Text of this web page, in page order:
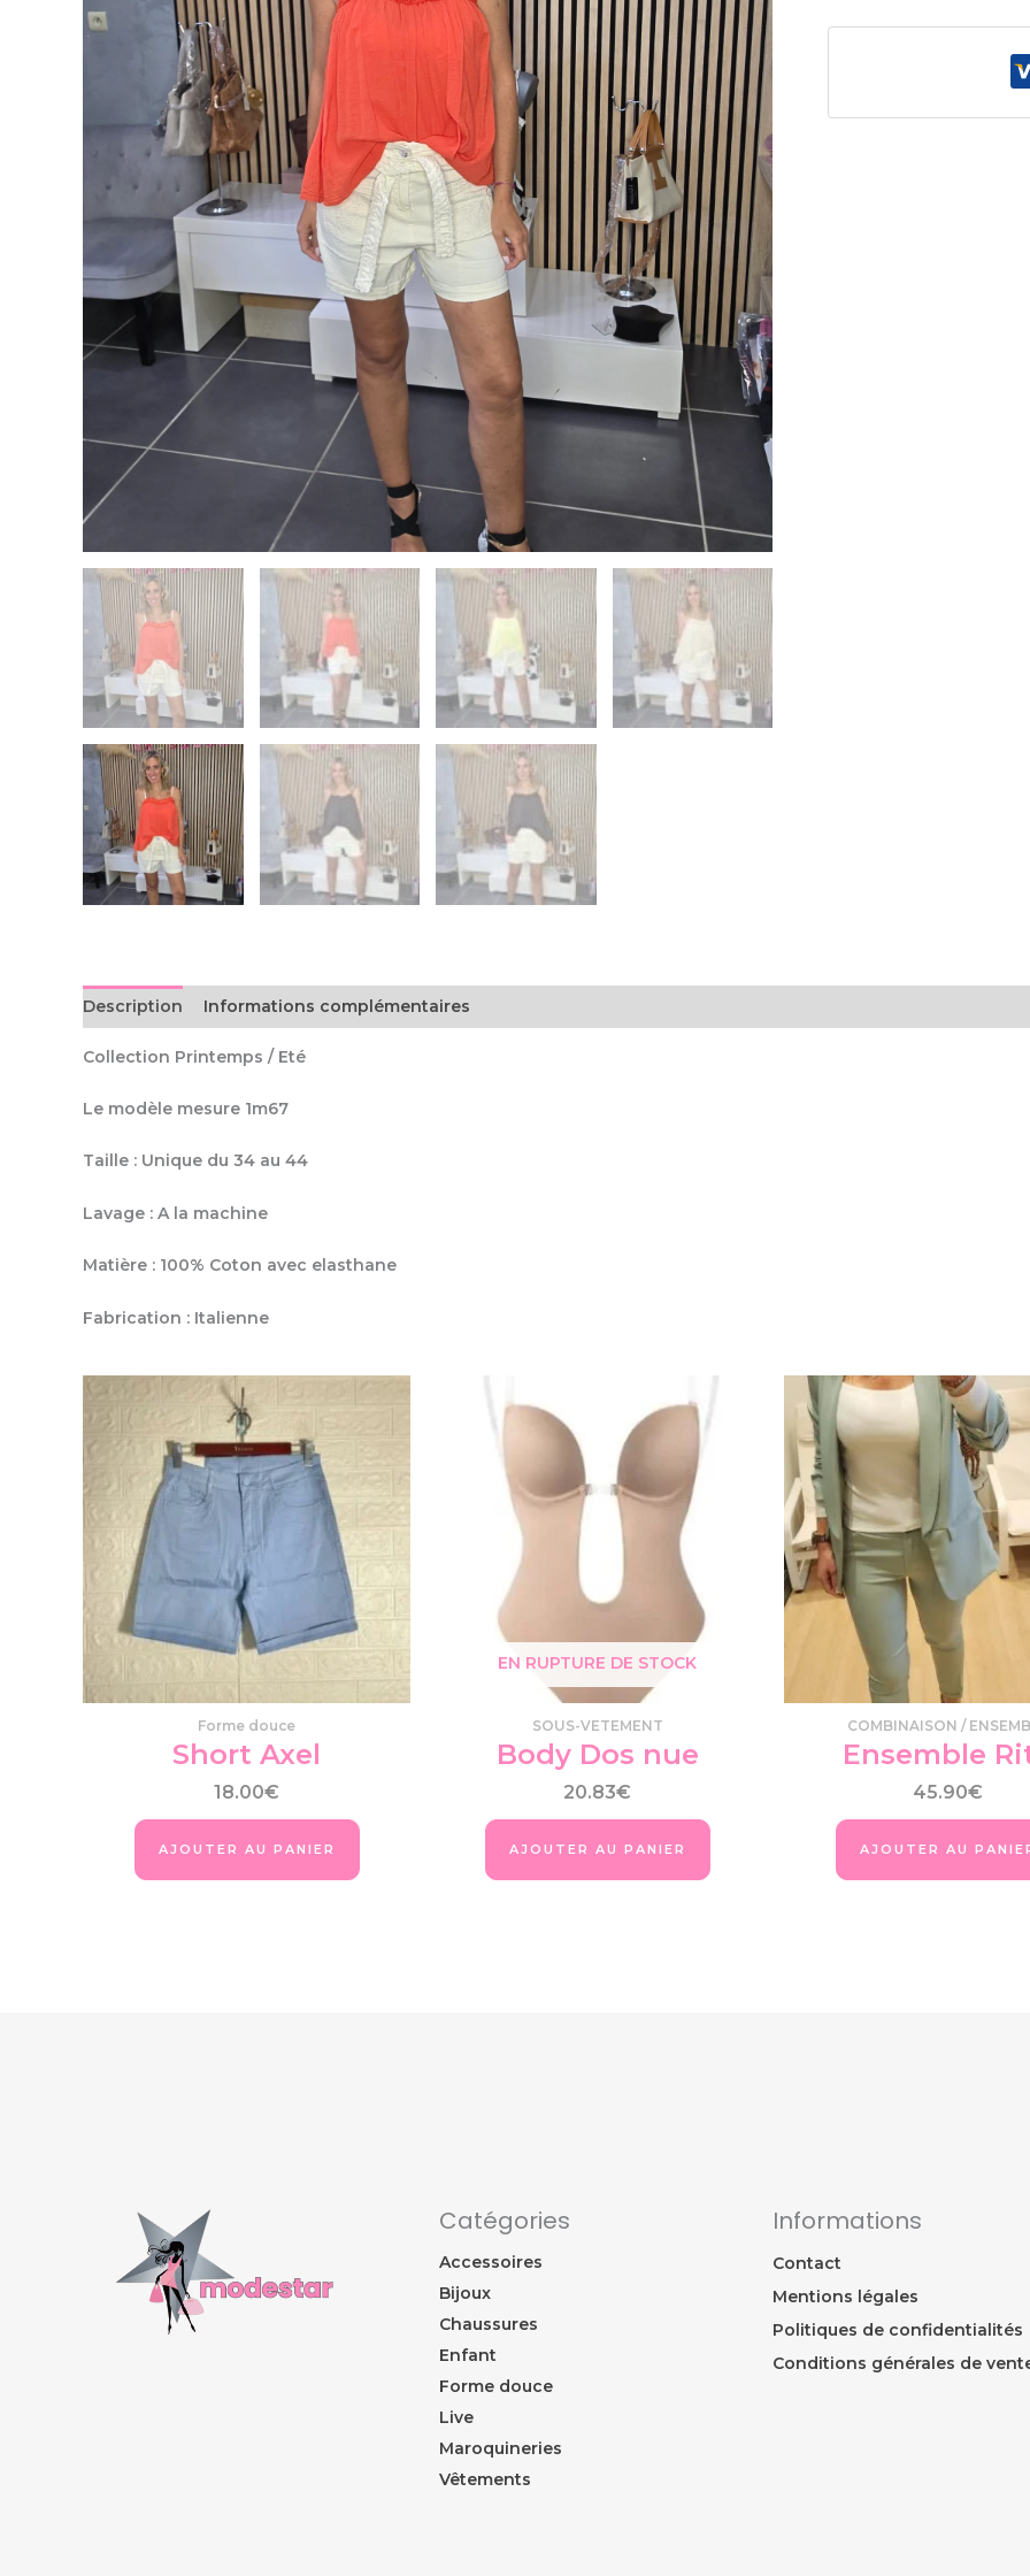
Description Informations complémentaires
Collection Printemps / Eté
Le modèle mesure 1m67
Taille : Unique du 34 au 44
Lavage : A la machine
Matière : 100% Coton avec elasthane
Fabrication : Italienne
Produits similaires
Forme douce
Short Axel
18.00€
AJOUTER AU PANIER
plusieurs
variations.
peuvent
choisies
sur
la
page
EN RUPTURE DE STOCK
SOUS-VETEMENT
Body Dos nue
20.83€
AJOUTER AU PANIER
COMBINAISON /
Ensemble
45.90€
AJOUTER AU
Catégories
Accessoires
Bijoux
Chaussures
Enfant
Forme douce
Live
Maroquineries
Vêtements
Informations
Contact
Mentions légales
Politiques de confidentialités
Conditions générales de